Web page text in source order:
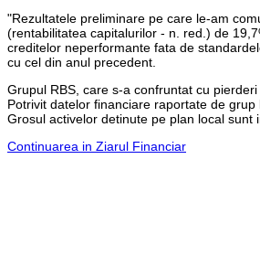
"Rezultatele preliminare pe care le-am
(rentabilitatea capitalurilor - n. red.) de
creditelor neperformante fata de
cu cel din anul precedent.
Grupul RBS, care s-a confruntat cu
Potrivit datelor financiare raportate de
Grosul activelor detinute pe plan local
Continuarea in Ziarul Financiar